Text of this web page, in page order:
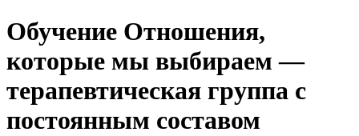
Обучение Отношения,
которые мы выбираем —
терапевтическая группа с
постоянным составом